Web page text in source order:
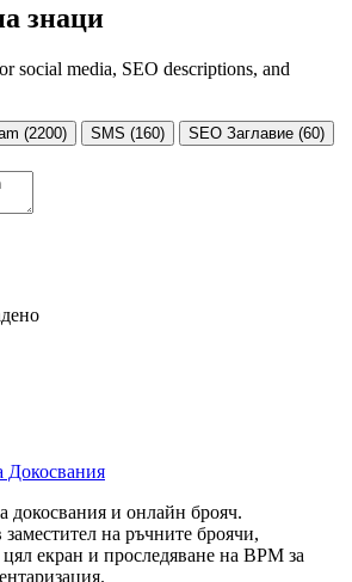
знаци
social media, SEO descriptions, and
(2200) SMS (160)
SEO Заглавие (60)
Докосвания
докосвания и онлайн брояч.
на ръчните броячи,
екран и проследяване на BPM за